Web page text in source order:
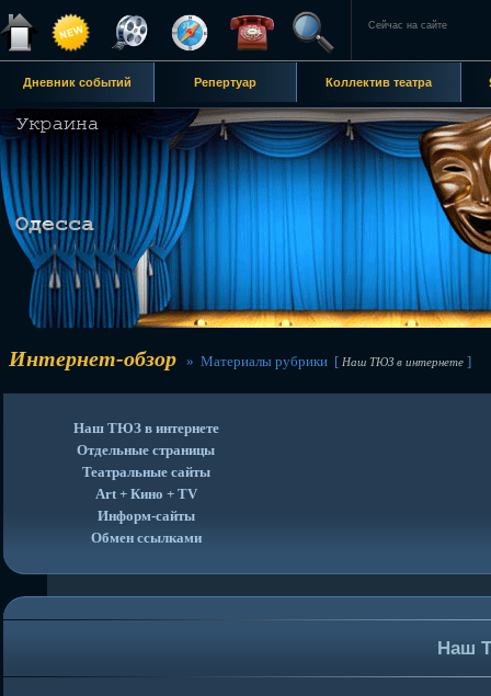
Сейчас на сайте
Дневник событий Репертуар Коллектив театра
Интернет-обзор » Материалы рубрики [ Наш ТЮЗ в интернете ]
Наш ТЮЗ в интернете
Отдельные страницы
Театральные сайты
Art + Кино + TV
Информ-сайты
Обмен ссылками
Наш